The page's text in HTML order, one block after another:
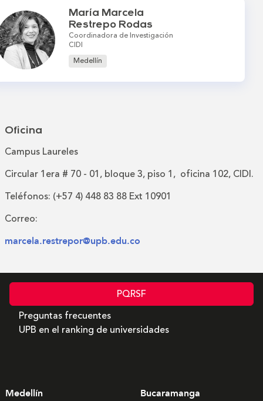
María Marcela
Restrepo Rodas
Coordinadora de Investigación
CIDI
Medellín
Oficina
Campus Laureles
Circular 1era # 70 - 01, bloque 3, piso 1, oficina 102, CIDI.
Teléfonos: (+57 4) 448 83 88 Ext 10901
Correo:
marcela.restrepor@upb.edu.co
PQRSF
Preguntas frecuentes
UPB en el ranking de universidades
Medellín Bucaramanga